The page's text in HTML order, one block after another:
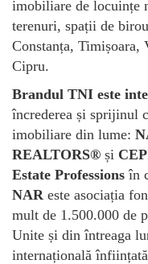
imobiliare de locuințe
terenuri, spații de
Constanța, Timișoara,
Cipru.
Brandul TNI este
încrederea și sprijinul
imobiliare din lume:
REALTORS® și
Estate Professions în
NAR este asociația
mult de 1.500.000 de
Unite și din întreaga
internațională